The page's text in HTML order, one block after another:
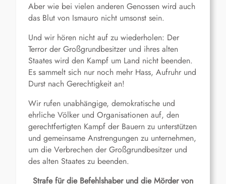
Aber wie bei vielen anderen Genossen wird auch
das Blut von Ismauro nicht umsonst sein.
Und wir hören nicht auf zu wiederholen: Der
Terror der Großgrundbesitzer und ihres alten
Staates wird den Kampf um Land nicht beenden.
Es sammelt sich nur noch mehr Hass, Aufruhr und
Durst nach Gerechtigkeit an!
Wir rufen unabhängige, demokratische und
ehrliche Völker und Organisationen auf, den
gerechtfertigten Kampf der Bauern zu unterstützen
und gemeinsame Anstrengungen zu unternehmen,
um die Verbrechen der Großgrundbesitzer und
des alten Staates zu beenden.
Strafe für die Befehlshaber und die Mörder von